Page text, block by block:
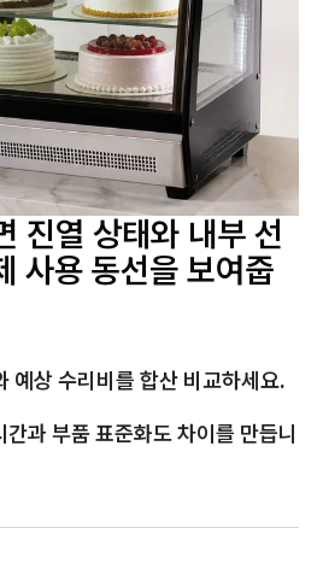
진열 상태와 내부 선
사용 동선을 보여줍
예상 수리비를 합산 비교하세요.
과 부품 표준화도 차이를 만듭니